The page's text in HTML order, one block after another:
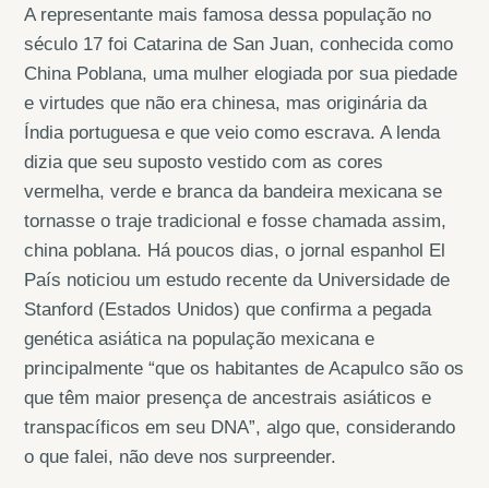
A representante mais famosa dessa população no
século 17 foi Catarina de San Juan, conhecida como
China Poblana, uma mulher elogiada por sua piedade
e virtudes que não era chinesa, mas originária da
Índia portuguesa e que veio como escrava. A lenda
dizia que seu suposto vestido com as cores
vermelha, verde e branca da bandeira mexicana se
tornasse o traje tradicional e fosse chamada assim,
china poblana. Há poucos dias, o jornal espanhol El
País noticiou um estudo recente da Universidade de
Stanford (Estados Unidos) que confirma a pegada
genética asiática na população mexicana e
principalmente “que os habitantes de Acapulco são os
que têm maior presença de ancestrais asiáticos e
transpacíficos em seu DNA”, algo que, considerando
o que falei, não deve nos surpreender.